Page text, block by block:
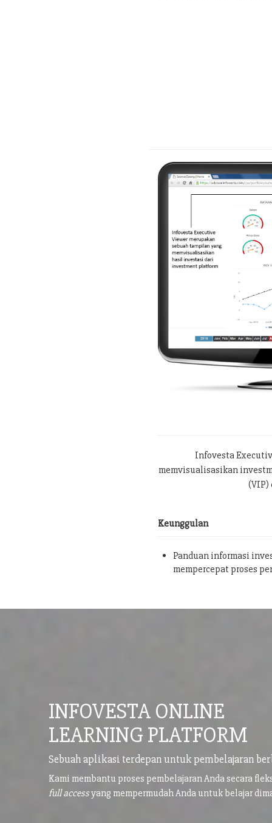
Infovesta
memvisualisasikan
(VIP)
Keunggulan
Panduan informasi
mempercepat proses
INFOVESTA ONLINE
LEARNING PLATFORM
Sebuah aplikasi terdepan untuk pembelajaran
Kami membantu proses pembelajaran Anda secara
full accessyang mempermudah Anda untuk belajar